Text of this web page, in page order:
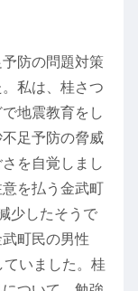
防の問題対策
私は、桂さつ
地震教育をし
足予防の脅威
を自覚しまし
を払う金武町
少したそうで
町民の男性
いました。桂